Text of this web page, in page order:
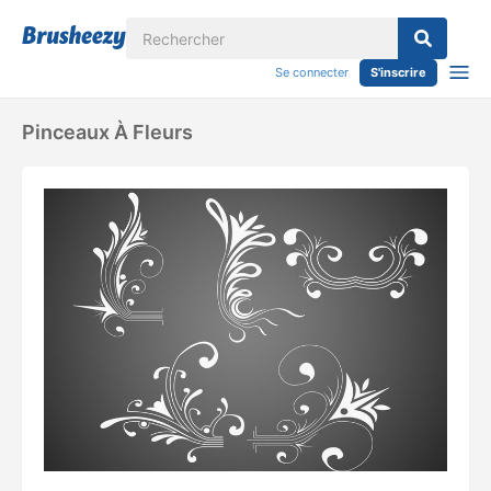
Se connecter S'inscrire
Pinceaux À Fleurs